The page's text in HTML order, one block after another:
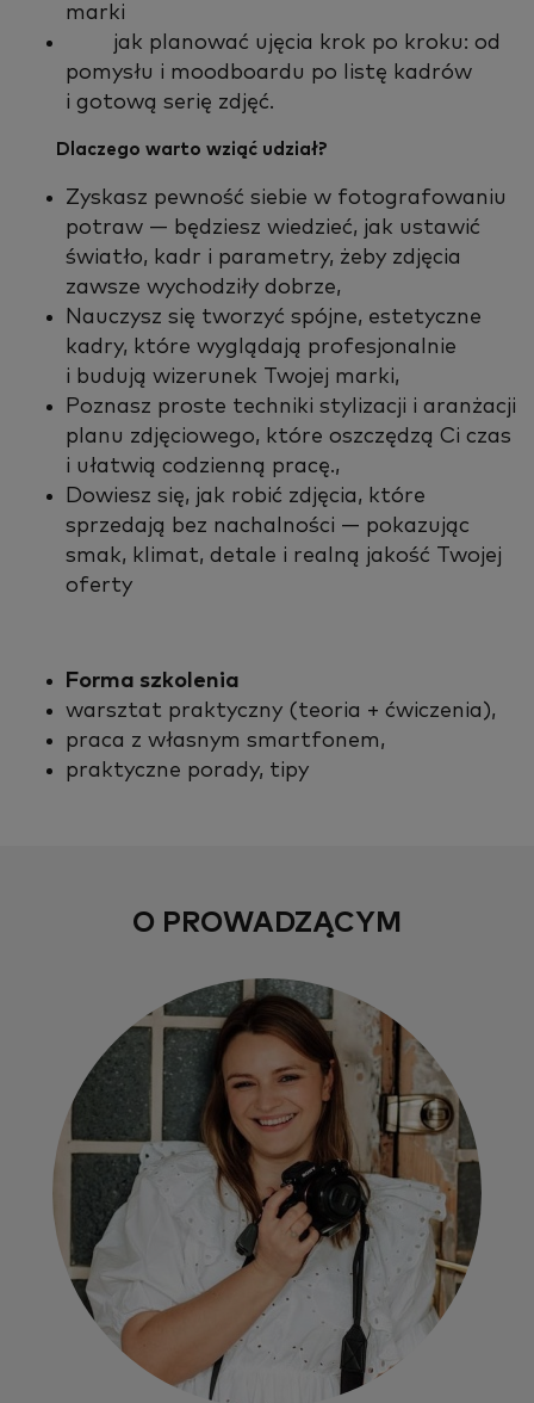
marki
jak planować ujęcia krok po kroku: od
pomysłu i moodboardu po listę kadrów
i gotową serię zdjęć.
Dla­cze­go warto wziąć udział?
Zyskasz pewność siebie w fotografowaniu
potraw — będziesz wiedzieć, jak ustawić
światło, kadr i parametry, żeby zdjęcia
zawsze wychodziły dobrze,
Nauczysz się tworzyć spójne, estetyczne
kadry, które wyglądają profesjonalnie
i budują wizerunek Twojej marki,
Poznasz proste techniki stylizacji i aranżacji
planu zdjęciowego, które oszczędzą Ci czas
i ułatwią codzienną pracę.,
Dowiesz się, jak robić zdjęcia, które
sprzedają bez nachalności — pokazując
smak, klimat, detale i realną jakość Twojej
oferty
Forma szkolenia
warsztat praktyczny (teoria + ćwiczenia),
praca z własnym smartfonem,
praktyczne porady, tipy
O PROWADZĄCYM